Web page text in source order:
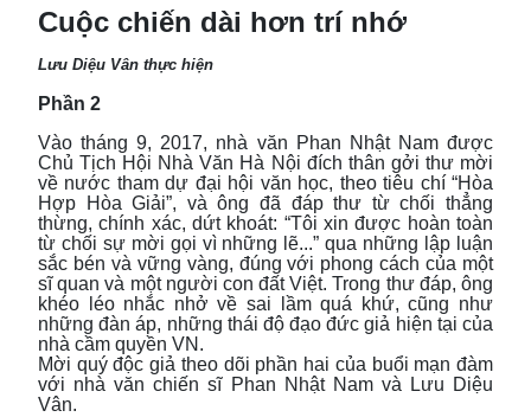
Cuộc chiến dài hơn trí nhớ
Lưu Diệu Vân thực hiện
Phần 2
Vào tháng 9, 2017, nhà văn Phan Nhật Nam được
Chủ Tịch Hội Nhà Văn Hà Nội đích thân gởi thư mời
về nước tham dự đại hội văn học, theo tiêu chí “Hòa
Hợp Hòa Giải”, và ông đã đáp thư từ chối thẳng
thừng, chính xác, dứt khoát: “Tôi xin được hoàn toàn
từ chối sự mời gọi vì những lẽ...” qua những lập luận
sắc bén và vững vàng, đúng với phong cách của một
sĩ quan và một người con đất Việt. Trong thư đáp, ông
khéo léo nhắc nhở về sai lầm quá khứ, cũng như
những đàn áp, những thái độ đạo đức giả hiện tại của
nhà cầm quyền VN.
Mời quý độc giả theo dõi phần hai của buổi mạn đàm
với nhà văn chiến sĩ Phan Nhật Nam và Lưu Diệu
Vân.